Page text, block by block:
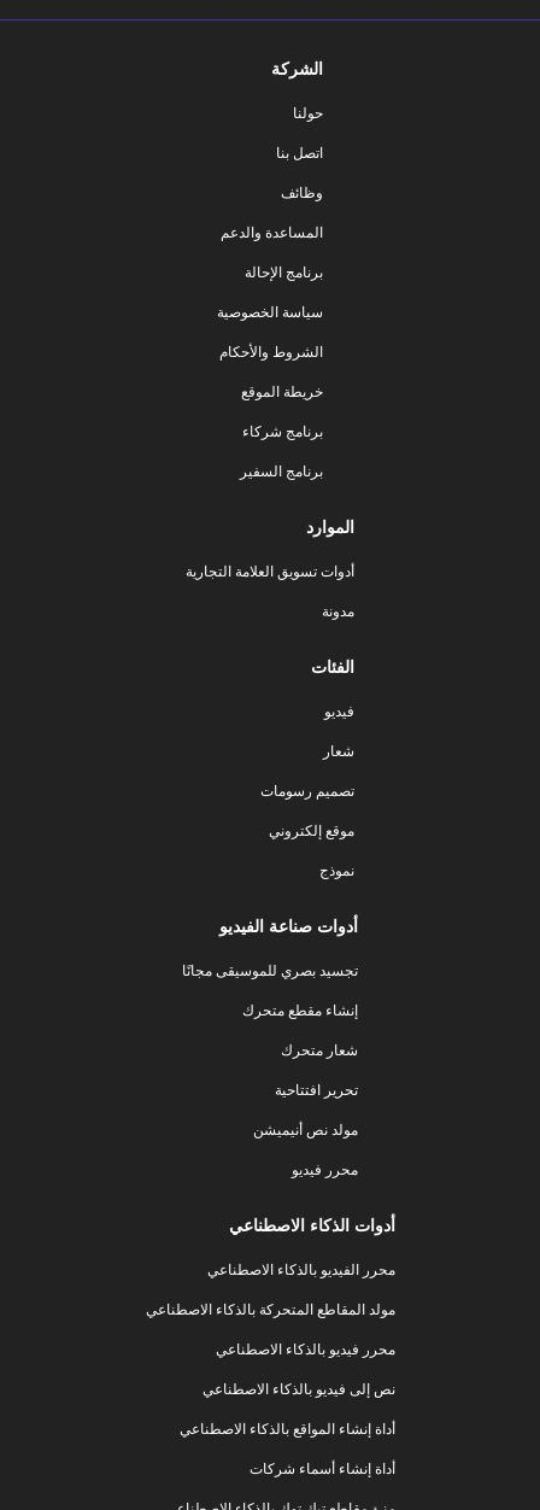
الشركة
حولنا
اتصل بنا
وظائف
المساعدة والدعم
برنامج الإحالة
سياسة الخصوصية
الشروط والأحكام
خريطة الموقع
برنامج شركاء
برنامج السفير
الموارد
أدوات تسويق العلامة التجارية
مدونة
الفئات
فيديو
شعار
تصميم رسومات
موقع إلكتروني
نموذج
أدوات صناعة الفيديو
تجسيد بصري للموسيقى مجانًا
إنشاء مقطع متحرك
شعار متحرك
تحرير افتتاحية
مولد نص أنيميشن
محرر فيديو
أدوات الذكاء الاصطناعي
محرر الفيديو بالذكاء الاصطناعي
مولد المقاطع المتحركة بالذكاء الاصطناعي
محرر فيديو بالذكاء الاصطناعي
نص إلى فيديو بالذكاء الاصطناعي
أداة إنشاء المواقع بالذكاء الاصطناعي
أداة إنشاء أسماء شركات